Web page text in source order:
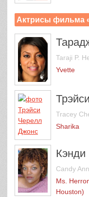
Актрисы фильма
Taraji P.
Yvette
Tracey
Sharika
Кэнди
Candy
Ms.
Houston)